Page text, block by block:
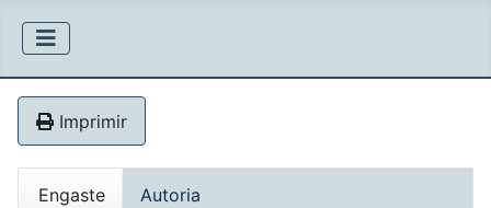
Imprimir
Engaste Autoria